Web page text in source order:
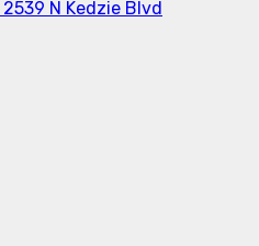
2539 N Kedzie Blvd